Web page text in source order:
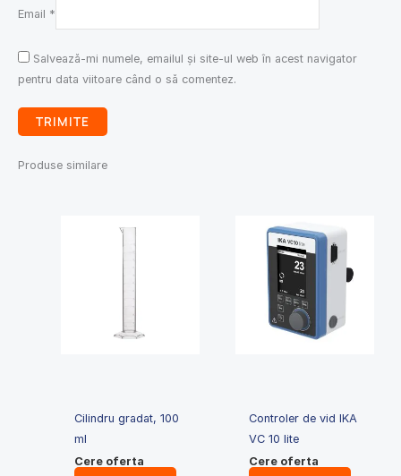
Email *
Salvează-mi numele, emailul și site-ul web în acest navigator
pentru data viitoare când o să comentez.
Produse similare
Cilindru gradat, 100
ml
Cere oferta
Controler de vid IKA
VC 10 lite
Cere oferta